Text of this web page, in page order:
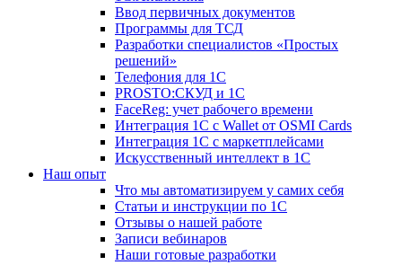
Ввод первичных документов
Программы для ТСД
Разработки специалистов «Простых
решений»
Телефония для 1С
PROSTO:СКУД и 1С
FaceReg: учет рабочего времени
Интеграция 1С с Wallet от OSMI Cards
Интеграция 1С с маркетплейсами
Искусственный интеллект в 1С
Наш опыт
Что мы автоматизируем у самих себя
Статьи и инструкции по 1С
Отзывы о нашей работе
Записи вебинаров
Наши готовые разработки